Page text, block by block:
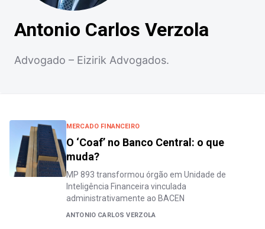
Antonio Carlos Verzola
Advogado – Eizirik Advogados.
MERCADO FINANCEIRO
O ‘Coaf’ no Banco Central: o que
muda?
MP 893 transformou órgão em Unidade de
Inteligência Financeira vinculada
administrativamente ao BACEN
ANTONIO CARLOS VERZOLA